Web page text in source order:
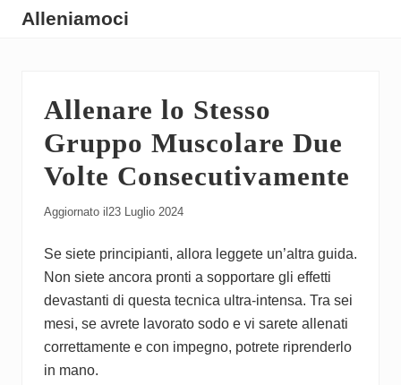
Menu
Skip
Skip
SkipAlleniamoci
Come
Allenarsi
Allenare lo Stesso
Gruppo Muscolare Due
Volte Consecutivamente
Aggiornato il 23 Luglio 2024
Se siete principianti, allora leggete un’altra guida.
Non siete ancora pronti a sopportare gli effetti
devastanti di questa tecnica ultra-intensa. Tra sei
mesi, se avrete lavorato sodo e vi sarete allenati
correttamente e con impegno, potrete riprenderlo
in mano.